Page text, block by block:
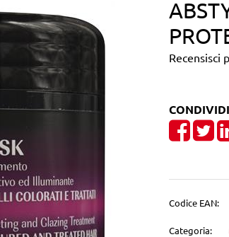
Recensisci
Share
Codice EAN:
Categoria: